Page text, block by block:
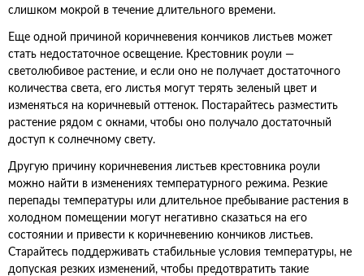
слишком мокрой в течение длительного времени.
Еще одной причиной коричневения кончиков листьев может
стать недостаточное освещение. Крестовник роули —
светолюбивое растение, и если оно не получает достаточного
количества света, его листья могут терять зеленый цвет и
изменяться на коричневый оттенок. Постарайтесь разместить
растение рядом с окнами, чтобы оно получало достаточный
доступ к солнечному свету.
Другую причину коричневения листьев крестовника роули
можно найти в изменениях температурного режима. Резкие
перепады температуры или длительное пребывание растения в
холодном помещении могут негативно сказаться на его
состоянии и привести к коричневению кончиков листьев.
Старайтесь поддерживать стабильные условия температуры, не
допуская резких изменений, чтобы предотвратить такие